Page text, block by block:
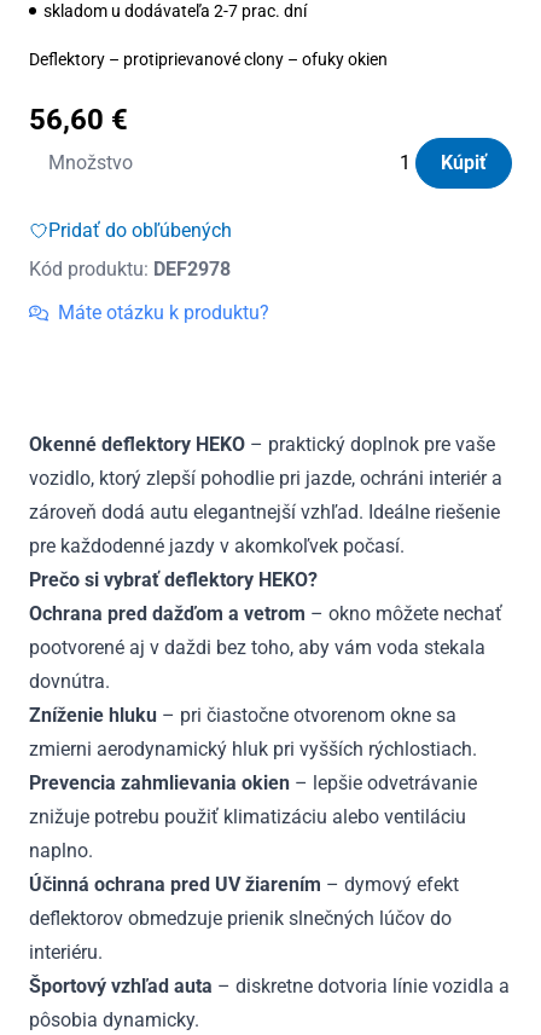
skladom u dodávateľa 2-7 prac. dní
Deflektory – protiprievanové clony – ofuky okien
56,60 €
Množstvo
množstvo
Heko
Capri
EV
Kúpiť
Pridať do obľúbených
Kód produktu: DEF2978
Máte otázku k produktu?
Okenné deflektory HEKO – praktický doplnok pre vaše
vozidlo, ktorý zlepší pohodlie pri jazde, ochráni interiér a
zároveň dodá autu elegantnejší vzhľad. Ideálne riešenie
pre každodenné jazdy v akomkoľvek počasí.
Prečo si vybrať deflektory HEKO?
Ochrana pred dažďom a vetrom – okno môžete nechať
pootvorené aj v daždi bez toho, aby vám voda stekala
dovnútra.
Zníženie hluku – pri čiastočne otvorenom okne sa
zmierni aerodynamický hluk pri vyšších rýchlostiach.
Prevencia zahmlievania okien – lepšie odvetrávanie
znižuje potrebu použiť klimatizáciu alebo ventiláciu
naplno.
Účinná ochrana pred UV žiarením – dymový efekt
deflektorov obmedzuje prienik slnečných lúčov do
interiéru.
Športový vzhľad auta – diskretne dotvoria línie vozidla a
pôsobia dynamicky.